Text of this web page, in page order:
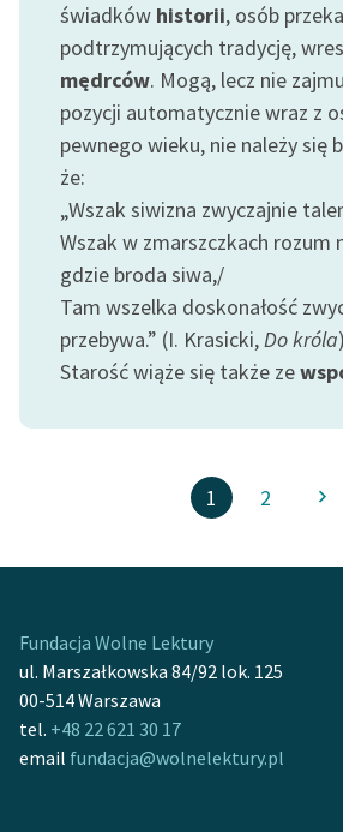
świadków historii, osób
podtrzymujących tradycję,
mędrców. Mogą, lecz nie
pozycji automatycznie wraz z
pewnego wieku, nie należy się
że:
„Wszak siwizna zwyczajnie
Wszak w zmarszczkach rozum
gdzie broda siwa,/
Tam wszelka doskonałość
przebywa.” (I. Krasicki,Do króla)
Starość wiąże się także ze
1 2
Fundacja Wolne Lektury
ul. Marszałkowska 84/92 lok. 125
00-514 Warszawa
tel. +48 22 621 30 17
email fundacja@wolnelektury.pl